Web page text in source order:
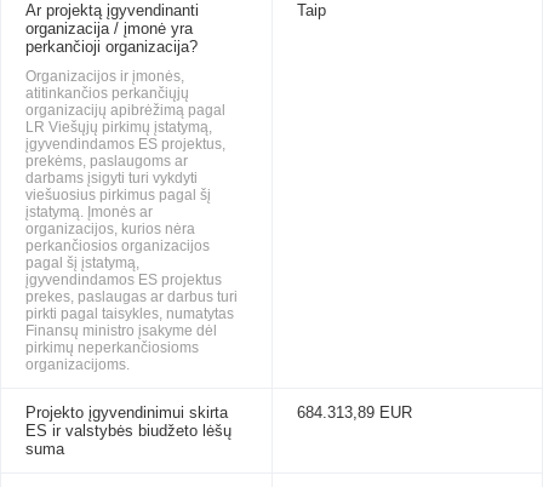
Ar projektą įgyvendinanti
organizacija / įmonė yra
perkančioji organizacija?
Organizacijos ir įmonės,
atitinkančios perkančiųjų
organizacijų apibrėžimą pagal
LR Viešųjų pirkimų įstatymą,
įgyvendindamos ES projektus,
prekėms, paslaugoms ar
darbams įsigyti turi vykdyti
viešuosius pirkimus pagal šį
įstatymą. Įmonės ar
organizacijos, kurios nėra
perkančiosios organizacijos
pagal šį įstatymą,
įgyvendindamos ES projektus
prekes, paslaugas ar darbus turi
pirkti pagal taisykles, numatytas
Finansų ministro įsakyme dėl
pirkimų neperkančiosioms
organizacijoms.
Taip
Projekto įgyvendinimui skirta
ES ir valstybės biudžeto lėšų
suma
684.313,89 EUR